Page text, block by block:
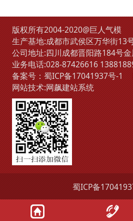
版权所有2004-2020@巨人气模
生产基地:成都市武侯区万华街13
公司地址:四川成都晋阳路184号
业务电话:028-87426616
备案号：蜀ICP备17041937号-1
网站技术:网飙建站系统
蜀ICP备